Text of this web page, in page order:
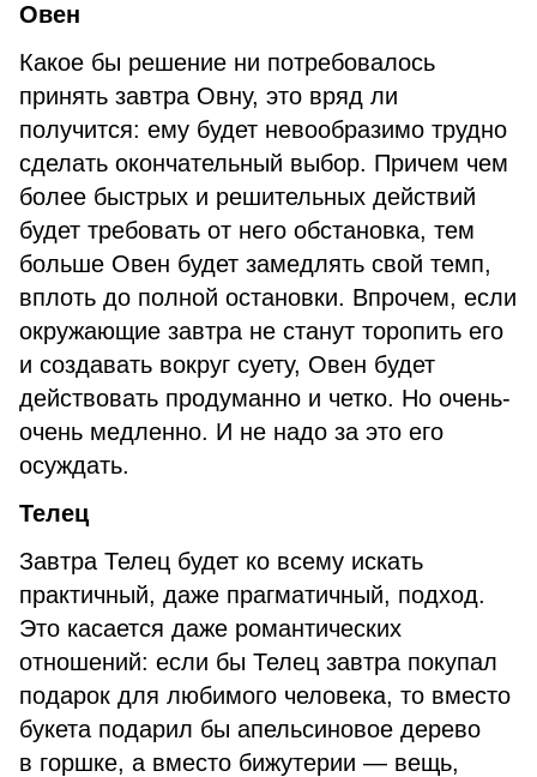
Овен
Какое бы решение ни потребовалось
принять завтра Овну, это вряд ли
получится: ему будет невообразимо трудно
сделать окончательный выбор. Причем чем
более быстрых и решительных действий
будет требовать от него обстановка, тем
больше Овен будет замедлять свой темп,
вплоть до полной остановки. Впрочем, если
окружающие завтра не станут торопить его
и создавать вокруг суету, Овен будет
действовать продуманно и четко. Но очень-
очень медленно. И не надо за это его
осуждать.
Телец
Завтра Телец будет ко всему искать
практичный, даже прагматичный, подход.
Это касается даже романтических
отношений: если бы Телец завтра покупал
подарок для любимого человека, то вместо
букета подарил бы апельсиновое дерево
в горшке, а вместо бижутерии — вещь,